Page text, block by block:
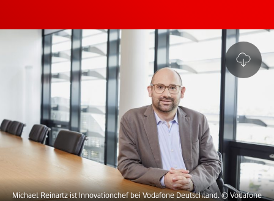
Michael Reinartz ist Innovationchef bei Vodafone Deutschland.© Vodafone